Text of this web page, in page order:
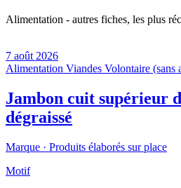
Alimentation - autres fiches, les plus
7 août 2026
Alimentation Viandes Volontaire (sans
Jambon cuit supérieur
dégraissé
Marque · Produits élaborés sur place
Motif